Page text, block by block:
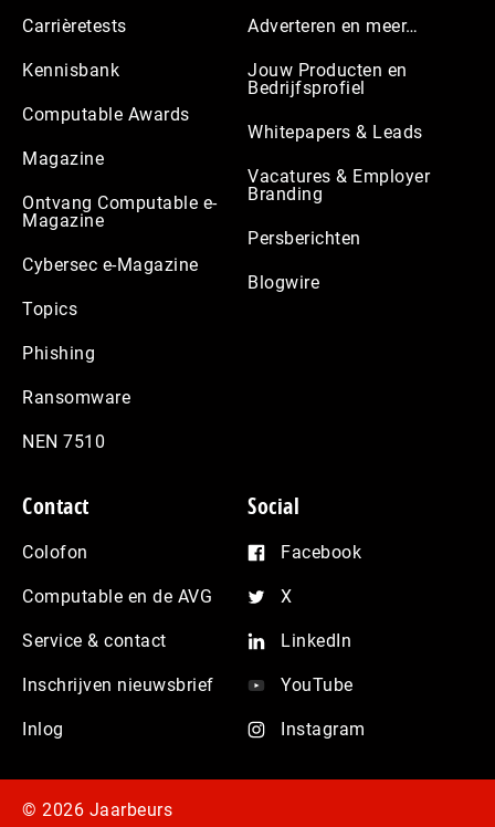
Carrièretests
Kennisbank
Computable Awards
Magazine
Ontvang Computable e-
Magazine
Cybersec e-Magazine
Topics
Phishing
Ransomware
NEN 7510
Adverteren en meer…
Jouw Producten en
Bedrijfsprofiel
Whitepapers & Leads
Vacatures & Employer
Branding
Persberichten
Blogwire
Contact
Colofon
Computable en de AVG
Service & contact
Inschrijven nieuwsbrief
Inlog
Social
Facebook
X
LinkedIn
YouTube
Instagram
© 2026 Jaarbeurs